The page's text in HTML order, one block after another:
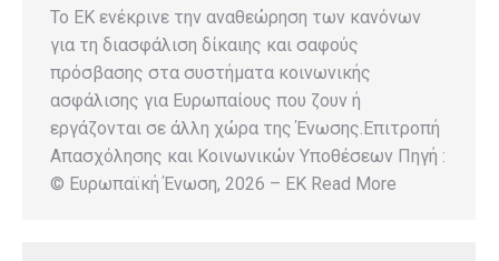
Το ΕΚ ενέκρινε την αναθεώρηση των κανόνων
για τη διασφάλιση δίκαιης και σαφούς
πρόσβασης στα συστήματα κοινωνικής
ασφάλισης για Ευρωπαίους που ζουν ή
εργάζονται σε άλλη χώρα της Ένωσης.Επιτροπή
Απασχόλησης και Κοινωνικών Υποθέσεων Πηγή :
© Ευρωπαϊκή Ένωση, 2026 – EK Read More